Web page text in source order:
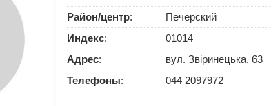
Район/центр:
Печерский
Индекс:
01014
Адрес:
вул. Звіринецька, 63
Телефоны: 044 2097972